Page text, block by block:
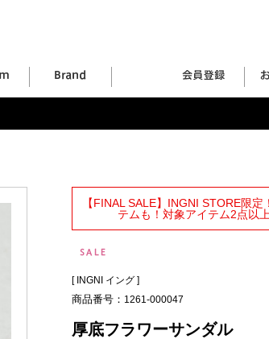
【FINAL SALE】INGNI STORE限
テムも！対象アイテム2点以
[ INGNI イング ]
商品番号： 1261-000047
厚底フラワーサンダル